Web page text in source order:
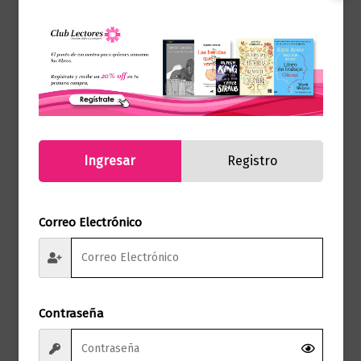
Productos relacionados
Ingresar Registro
Correo Electrónico
Contraseña